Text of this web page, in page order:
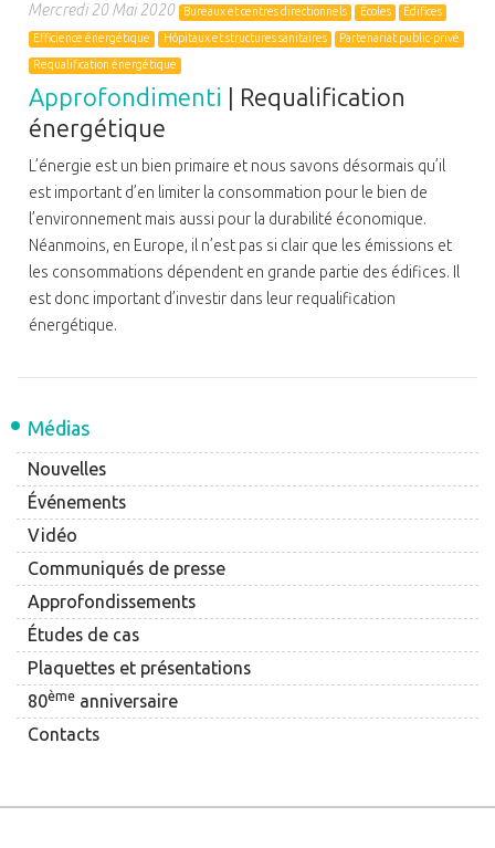
Médias
Nouvelles
Événements
Vidéo
Communiqués de presse
Approfondissements
Études de cas
Plaquettes et présentations
80ème anniversaire
Contacts
Mercredi 20 Mai 2020 Bureaux et centres directionnels Écoles
Édifices
Efficience énergétique
Hôpitaux et structures sanitaires
Partenariat public-privé
Requalification énergétique
Approfondimenti | Requalification
énergétique
L’énergie est un bien primaire et nous savons désormais qu’il
est important d’en limiter la consommation pour le bien de
l’environnement mais aussi pour la durabilité économique.
Néanmoins, en Europe, il n’est pas si clair que les émissions et
les consommations dépendent en grande partie des édifices. Il
est donc important d’investir dans leur requalification
énergétique.